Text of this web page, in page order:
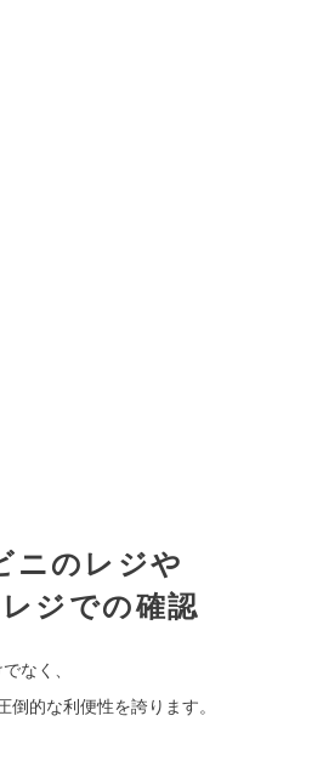
ニのレジや
ジでの確認
なく、
的な利便性を誇ります。